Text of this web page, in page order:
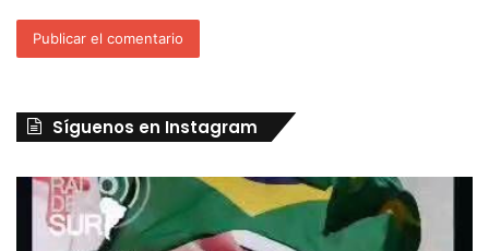
Síguenos en Instagram